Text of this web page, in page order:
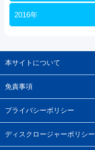
2016年
本サイトについて
免責事項
プライバシーボリシー
ディスクロージャーポリシー